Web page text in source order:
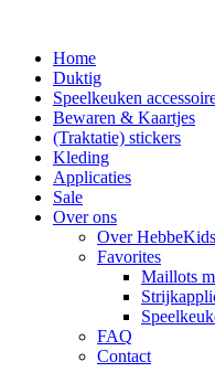
Home
Duktig
Speelkeuken
Bewaren & Kaartjes
(Traktatie) stickers
Kleding
Applicaties
Sale
Over ons
Over HebbeKids
Favorites
Maillots
FAQ
Contact